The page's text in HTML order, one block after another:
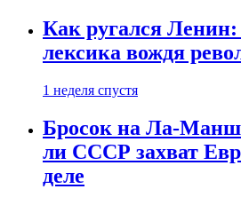
Как ругался Ленин:
лексика вождя
1 неделя спустя
Бросок на Ла-
ли СССР захват
деле